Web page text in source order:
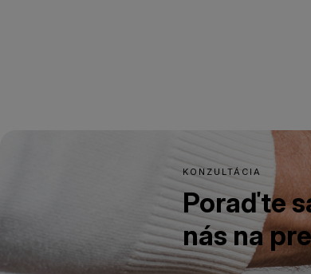
KONZULTÁCIA
Poraďte
nás na